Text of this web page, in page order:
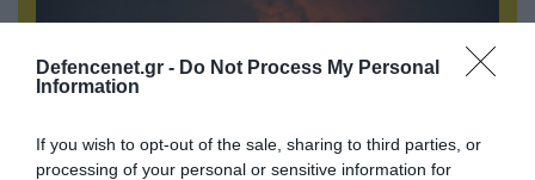
Defencenet.gr - Do Not Process My Personal
Information
If you wish to opt-out of the sale, sharing to third parties, or
processing of your personal or sensitive information for
08.08.2026 | 14:02